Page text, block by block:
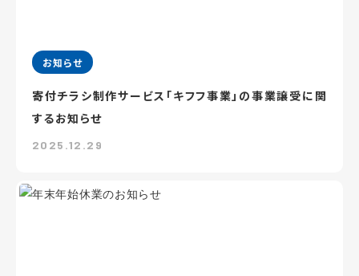
お知らせ
寄付チラシ制作サービス「キフフ事業」の事業譲受に関
するお知らせ
2025.12.29